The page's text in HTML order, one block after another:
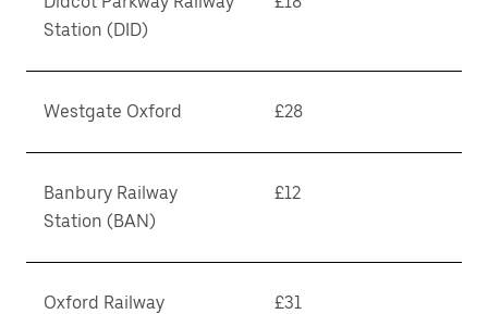
Station (DID)
Westgate Oxford £28
Banbury Railway
Station (BAN)
£12
Oxford Railway
£31